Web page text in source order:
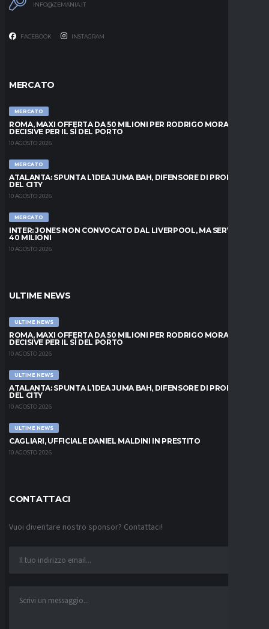
INFO@ZEMANIA.IT
FACEBOOK INSTAGRAM
MERCATO
MERCATO
ROMA, MAXI OFFERTA DA 50 MILIONI PER RODRIGO MORA: ORE
DECISIVE PER IL SÌ DEL PORTO
10 AGOSTO 2026
MERCATO
ATALANTA: SPUNTA L’IDEA JUMA BAH, DIFENSORE DI PROPRIETÀ
DEL CITY
10 AGOSTO 2026
MERCATO
INTER: JONES NON CONVOCATO DAL LIVERPOOL, MA SERVONO
40 MILIONI
10 AGOSTO 2026
ULTIME NEWS
ULTIME NEWS
ROMA, MAXI OFFERTA DA 50 MILIONI PER RODRIGO MORA: ORE
DECISIVE PER IL SÌ DEL PORTO
10 AGOSTO 2026
ULTIME NEWS
ATALANTA: SPUNTA L’IDEA JUMA BAH, DIFENSORE DI PROPRIETÀ
DEL CITY
10 AGOSTO 2026
ULTIME NEWS
CAGLIARI, UFFICIALE DANIEL MALDINI IN PRESTITO
10 AGOSTO 2026
CONTATTACI
Vuoi diventare nostro sponsor? Contattaci!